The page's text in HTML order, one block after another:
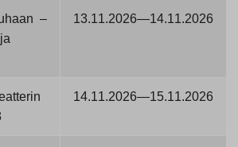
–
13.11.2026—14.11.2026
14.11.2026—15.11.2026